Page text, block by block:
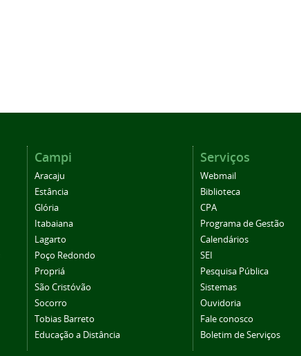
Campi
Aracaju
Estância
Glória
Itabaiana
Lagarto
Poço Redondo
Propriá
São Cristóvão
Socorro
Tobias Barreto
Educação a Distância
Serviços
Webmail
Biblioteca
CPA
Programa de Gestão
Calendários
SEI
Pesquisa Pública
Sistemas
Ouvidoria
Fale conosco
Boletim de Serviços